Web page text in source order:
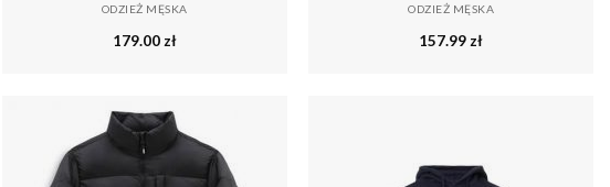
ODZIEŻ MĘSKA
179.00 zł
ODZIEŻ MĘSKA
157.99 zł